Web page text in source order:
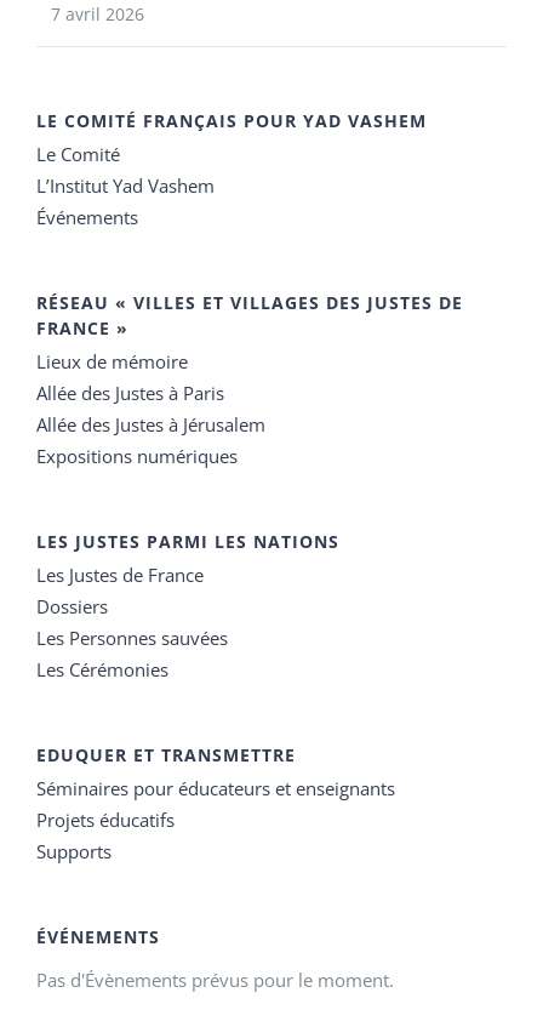
7 avril 2026
LE COMITÉ FRANÇAIS POUR YAD VASHEM
Le Comité
L’Institut Yad Vashem
Événements
RÉSEAU « VILLES ET VILLAGES DES JUSTES DE
FRANCE »
Lieux de mémoire
Allée des Justes à Paris
Allée des Justes à Jérusalem
Expositions numériques
LES JUSTES PARMI LES NATIONS
Les Justes de France
Dossiers
Les Personnes sauvées
Les Cérémonies
EDUQUER ET TRANSMETTRE
Séminaires pour éducateurs et enseignants
Projets éducatifs
Supports
ÉVÉNEMENTS
Pas d'Évènements prévus pour le moment.